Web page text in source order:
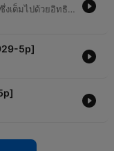
เรื่องราวเกี่ยวกับความวุ่นวายที่สุดในพรรษาหนึ่ง ซึ่งเต็มไปด้วยอิทธิปาฏิหาริย์และการท้าทายระหว่างฝ่ายพุทธศาสนากับพวกเดียรถีย์ โดยมีจุดเริ่มต้นจากเศรษฐีที่ต้องการทดสอบความเป็นพระอรหันต์ผ่านการนำไม้จันทน์แดงมาทำเป็นบาทรอง จนนำไปสู่เหตุการณ์ที่พระปินทภัสสวระใช้ฤทธิ์เหาะขึ้นไปหยิบและแสดงปาฏิหาริย์ยามกะปาฏิหาริย์ เนื้อหาครอบคลุมถึงการแสดงอิทธิปาฏิหาริย์ที่ตรงข้ามกันอย่างสุดขั้ว การเสด็จขึ้นไปจำพรรษาบนสวรรค์ชั้นดาวดึงส์เพื่อแสดงธรรมแก่เทวดา และเหตุการณ์เปิดโลกธาตุที่ทำให้มนุษย์ เทวดา และสัตว์นรกสามารถมองเห็นกันได้ทั้งหมด เป็นการเล่าเรื่องนิธานธรรมบทที่เน้นให้ผู้ฟังเข้าใจถึงแก่นธรรมมากกว่าเพียงแค่ความอัศจรรย์ของเหตุการณ์
5p]